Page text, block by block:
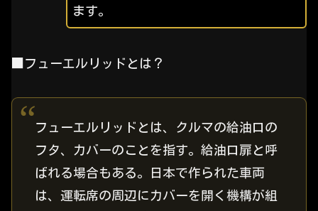
ます。
■フューエルリッドとは？
フューエルリッドとは、クルマの給油口の
フタ、カバーのことを指す。給油口扉と呼
ばれる場合もある。日本で作られた車両
は、運転席の周辺にカバーを開く機構が組